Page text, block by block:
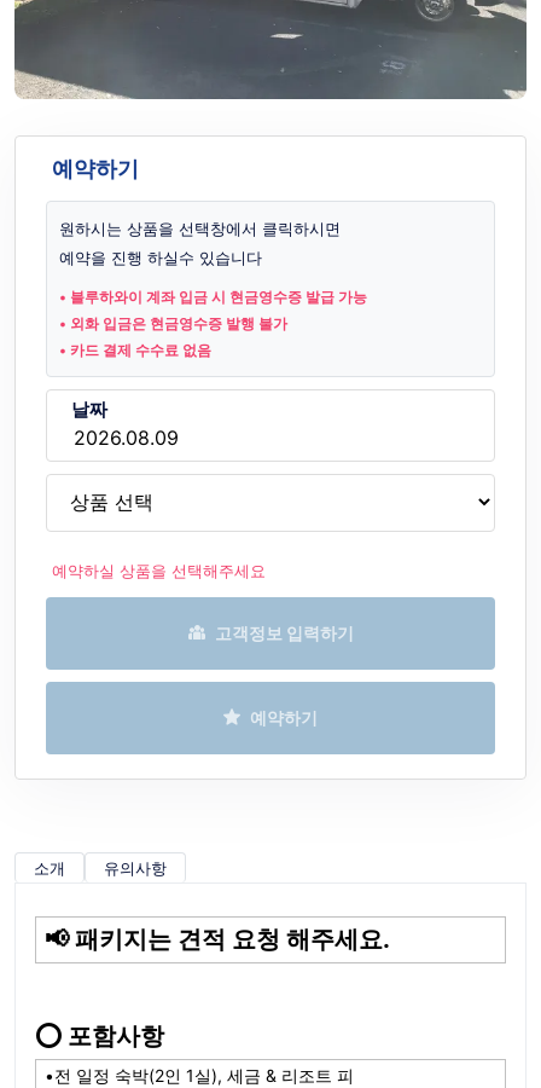
예약하기
원하시는 상품을 선택창에서 클릭하시면
예약을 진행 하실수 있습니다
• 블루하와이 계좌 입금 시 현금영수증 발급 가능
• 외화 입금은 현금영수증 발행 불가
• 카드 결제 수수료 없음
날짜
예약하실 상품을 선택해주세요
고객정보 입력하기
예약하기
소개 유의사항
📢 패키지는 견적 요청 해주세요.
⭕ 포함사항
•전 일정 숙박(2인 1실), 세금 & 리조트 피